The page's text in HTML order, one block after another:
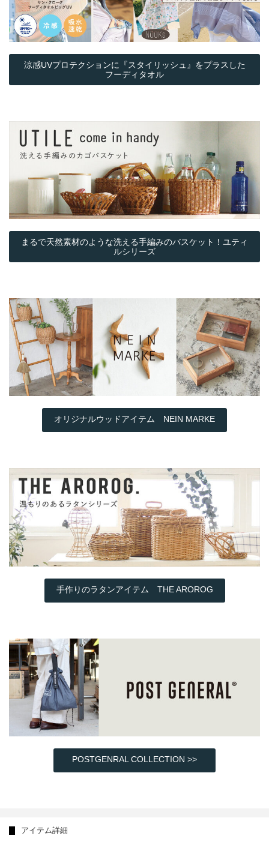
涼感UVプロテクションに『スタイリッシュ』をプラスした
フーディタオル
まるで天然素材のような洗える手編みのバスケット！ユティ
ルシリーズ
オリジナルウッドアイテム NEIN MARKE
手作りのラタンアイテム THE AROROG
POSTGENRAL COLLECTION >>
アイテム詳細